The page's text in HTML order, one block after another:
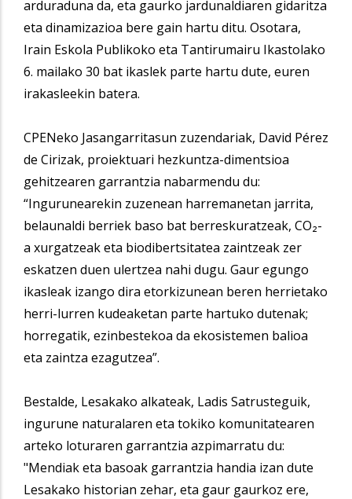
arduraduna da, eta gaurko jardunaldiaren gidaritza
eta dinamizazioa bere gain hartu ditu. Osotara,
Irain Eskola Publikoko eta Tantirumairu Ikastolako
6. mailako 30 bat ikaslek parte hartu dute, euren
irakasleekin batera.
CPENeko Jasangarritasun zuzendariak, David Pérez
de Cirizak, proiektuari hezkuntza-dimentsioa
gehitzearen garrantzia nabarmendu du:
“Ingurunearekin zuzenean harremanetan jarrita,
belaunaldi berriek baso bat berreskuratzeak, CO₂-
a xurgatzeak eta biodibertsitatea zaintzeak zer
eskatzen duen ulertzea nahi dugu. Gaur egungo
ikasleak izango dira etorkizunean beren herrietako
herri-lurren kudeaketan parte hartuko dutenak;
horregatik, ezinbestekoa da ekosistemen balioa
eta zaintza ezagutzea”.
Bestalde, Lesakako alkateak, Ladis Satrusteguik,
ingurune naturalaren eta tokiko komunitatearen
arteko loturaren garrantzia azpimarratu du:
"Mendiak eta basoak garrantzia handia izan dute
Lesakako historian zehar, eta gaur gaurkoz ere,